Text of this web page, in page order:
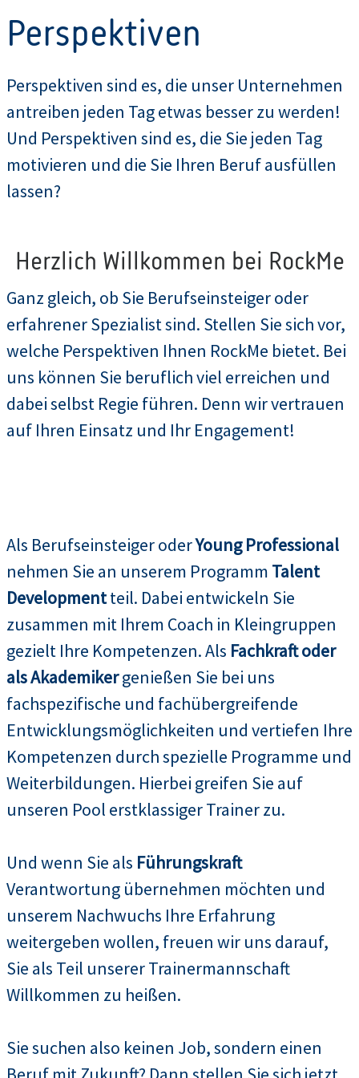
Perspektiven
Perspektiven sind es, die unser Unternehmen
antreiben jeden Tag etwas besser zu werden!
Und Perspektiven sind es, die Sie jeden Tag
motivieren und die Sie Ihren Beruf ausfüllen
lassen?
Herzlich Willkommen bei RockMe
Ganz gleich, ob Sie Berufseinsteiger oder
erfahrener Spezialist sind. Stellen Sie sich vor,
welche Perspektiven Ihnen RockMe bietet. Bei
uns können Sie beruflich viel erreichen und
dabei selbst Regie führen. Denn wir vertrauen
auf Ihren Einsatz und Ihr Engagement!
Als Berufseinsteiger oderYoung Professional
nehmen Sie an unserem Programm Talent
Developmentteil. Dabei entwickeln Sie
zusammen mit Ihrem Coach in Kleingruppen
gezielt Ihre Kompetenzen. Als Fachkraft oder
als Akademikergenießen Sie bei uns
fachspezifische und fachübergreifende
Entwicklungsmöglichkeiten und vertiefen Ihre
Kompetenzen durch spezielle Programme und
Weiterbildungen. Hierbei greifen Sie auf
unseren Pool erstklassiger Trainer zu.
Und wenn Sie als Führungskraft
Verantwortung übernehmen möchten und
unserem Nachwuchs Ihre Erfahrung
weitergeben wollen, freuen wir uns darauf,
Sie als Teil unserer Trainermannschaft
Willkommen zu heißen.
Sie suchen also keinen Job, sondern einen